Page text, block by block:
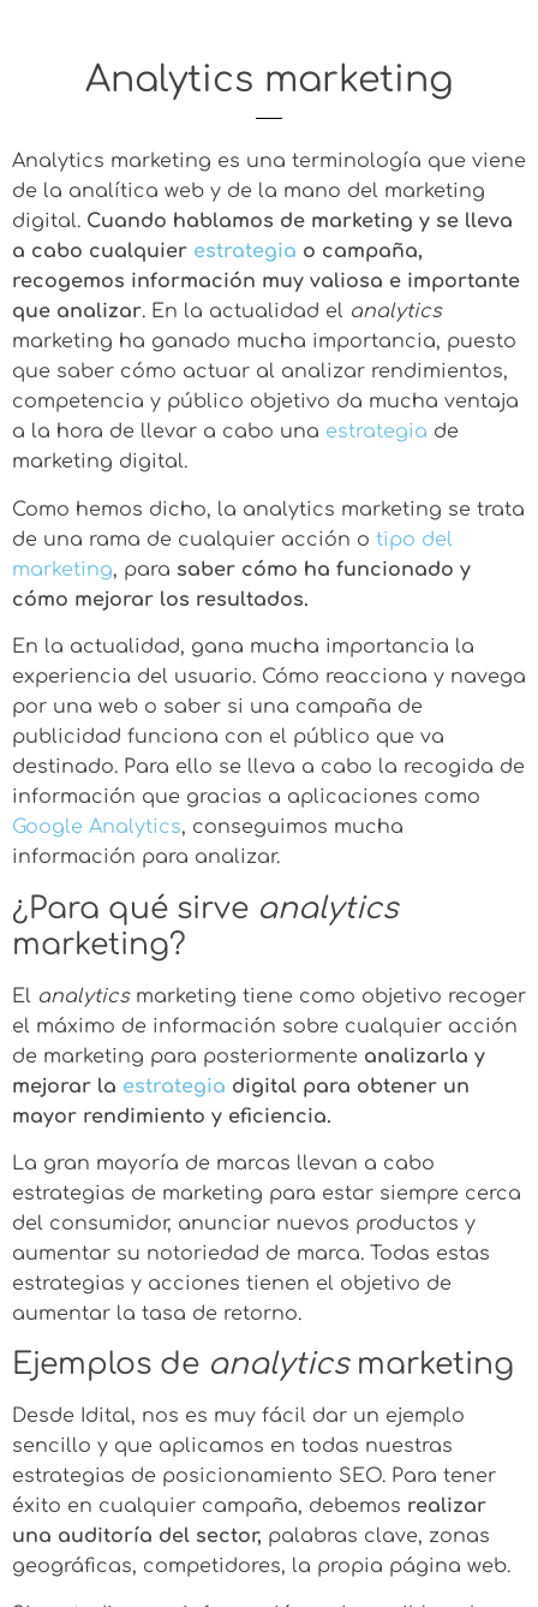
Analytics marketing
Analytics marketing es una terminología que viene
de la analítica web y de la mano del marketing
digital. Cuando hablamos de marketing y se lleva
a cabo cualquier estrategia o campaña,
recogemos información muy valiosa e importante
que analizar. En la actualidad el analytics
marketing ha ganado mucha importancia, puesto
que saber cómo actuar al analizar rendimientos,
competencia y público objetivo da mucha ventaja
a la hora de llevar a cabo una estrategia de
marketing digital.
Como hemos dicho, la analytics marketing se trata
de una rama de cualquier acción o tipo del
marketing, para saber cómo ha funcionado y
cómo mejorar los resultados.
En la actualidad, gana mucha importancia la
experiencia del usuario. Cómo reacciona y navega
por una web o saber si una campaña de
publicidad funciona con el público que va
destinado. Para ello se lleva a cabo la recogida de
información que gracias a aplicaciones como
Google Analytics, conseguimos mucha
información para analizar.
¿Para qué sirve analytics
marketing?
El analyticsmarketing tiene como objetivo recoger
el máximo de información sobre cualquier acción
de marketing para posteriormente analizarla y
mejorar la estrategia digital para obtener un
mayor rendimiento y eficiencia.
La gran mayoría de marcas llevan a cabo
estrategias de marketing para estar siempre cerca
del consumidor, anunciar nuevos productos y
aumentar su notoriedad de marca. Todas estas
estrategias y acciones tienen el objetivo de
aumentar la tasa de retorno.
Ejemplos de analyticsmarketing
Desde Idital, nos es muy fácil dar un ejemplo
sencillo y que aplicamos en todas nuestras
estrategias de posicionamiento SEO. Para tener
éxito en cualquier campaña, debemos realizar
una auditoría del sector, palabras clave, zonas
geográficas, competidores, la propia página web.